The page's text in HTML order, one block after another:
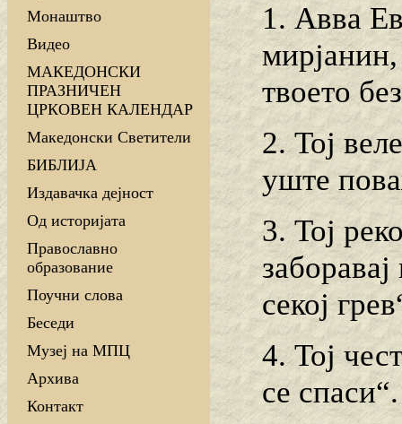
Монаштво
Видео
МАКЕДОНСКИ
ПРАЗНИЧЕН
ЦРКОВЕН КАЛЕНДАР
Македонски Светители
БИБЛИЈА
Издавачка дејност
Од историјата
Православно
образование
Поучни слова
Беседи
Музеј на МПЦ
Архива
Контакт
1. Авва
твоето
2. Тој
уште
3. Тој
секој
4. Тој
се спаси“.